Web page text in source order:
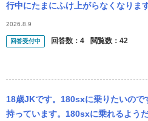
行中にたまにふけ上がらなくなりま
始めて2~3時間ほどは特に問題なく
2026.8.9
回答受付中 回答数： 4 閲覧数： 42
18歳JKです。180sxに乗りたいので
持っています。180sxに乗れるよう